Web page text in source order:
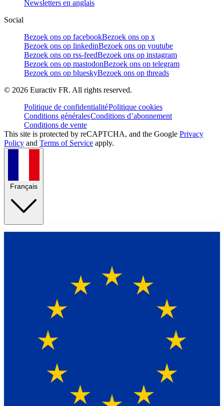
Newsletters en anglais
Social
Bezoek ons op facebookBezoek ons op x
Bezoek ons op linkedinBezoek ons op youtube
Bezoek ons op rss-feedBezoek ons op instagram
Bezoek ons op mastodonBezoek ons op telegram
Bezoek ons op blueskyBezoek ons op threads
© 2026 Euractiv FR. All rights reserved.
Politique de confidentialitéPolitique cookies
Conditions généralesConditions d’abonnement
Conditions de vente
This site is protected by reCAPTCHA, and the Google Privacy
Policy and Terms of Service apply.
Français